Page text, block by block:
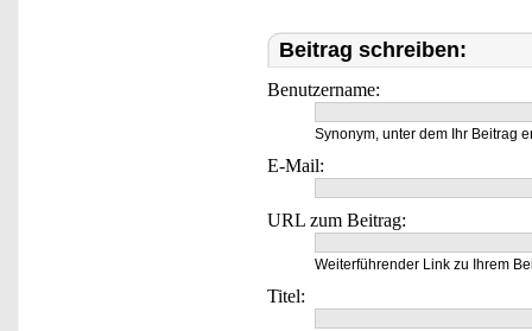
Beitrag schreiben:
Benutzername:
Synonym, unter dem Ihr Beitrag
E-Mail:
URL zum Beitrag:
Weiterführender Link zu Ihrem
Titel: